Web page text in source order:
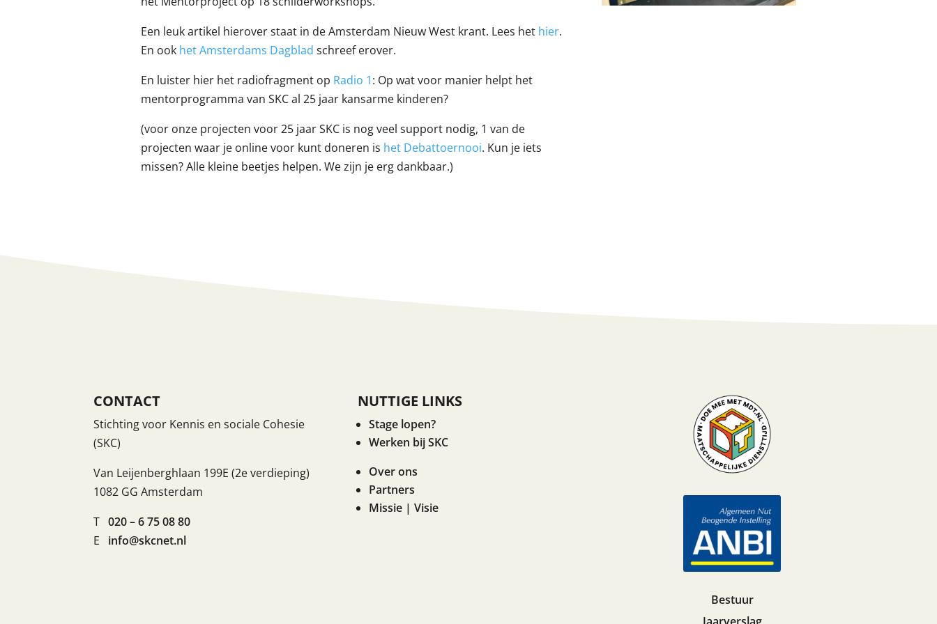
Een leuk artikel hierover staat in de Amsterdam Nieuw West krant. Lees het hier.
En ook het Amsterdams Dagblad schreef erover.
En luister hier het radiofragment op Radio 1: Op wat voor manier helpt het
mentorprogramma van SKC al 25 jaar kansarme kinderen?
(voor onze projecten voor 25 jaar SKC is nog veel support nodig, 1 van de
projecten waar je online voor kunt doneren is het Debattoernooi. Kun je iets
missen? Alle kleine beetjes helpen. We zijn je erg dankbaar.)
CONTACT
Stichting voor Kennis en sociale Cohesie
(SKC)
Van Leijenberghlaan 199E (2e verdieping)
1082 GG Amsterdam
T020 – 6 75 08 80
E info@skcnet.nl
NUTTIGE LINKS
Stage lopen?
Werken bij SKC
Over ons
Partners
Missie | Visie
Bestuur